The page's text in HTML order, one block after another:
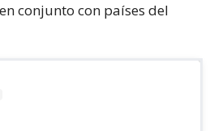
conjunto con países del